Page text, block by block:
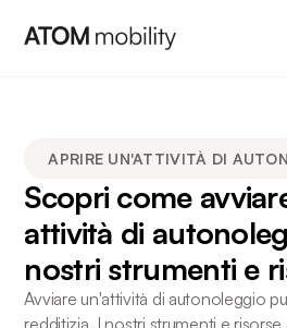
APRIRE UN'ATTIVITÀ DI
Scopri come
attività di
nostri strumenti e
Avviare un'attività di autonoleggio
redditizia. I nostri strumenti e